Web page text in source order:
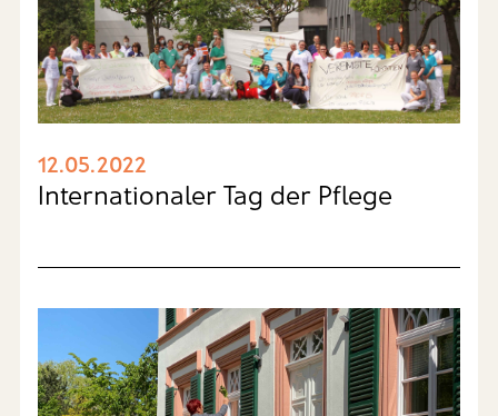
12.05.2022
Internationaler Tag der Pflege